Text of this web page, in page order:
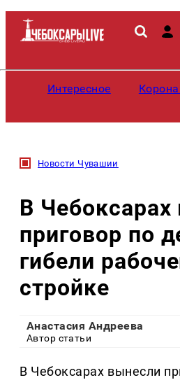
Интересное
Новости Чувашии
В
приговор по
гибели
стройке
Анастасия Андреева
Автор статьи
В Чебоксарах вынесли